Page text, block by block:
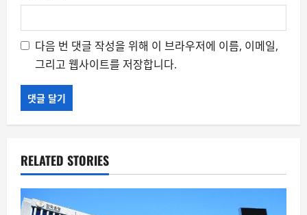
다음 번 댓글 작성을 위해 이 브라우저에 이름, 이메일,
그리고 웹사이트를 저장합니다.
RELATED STORIES